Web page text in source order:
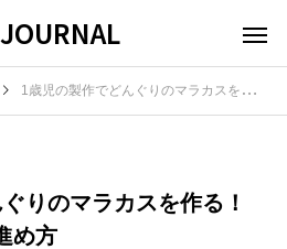
1歳児の製作でどんぐりのマラカスを作る！音を楽しむ活動の進め方
りのマラカスを作る！
め方